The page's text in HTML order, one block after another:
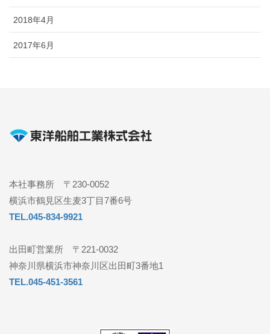
2018年4月
2017年6月
本社事務所 〒230-0052
横浜市鶴見区生麦3丁目7番6号
TEL.045-834-9921
出田町営業所 〒221-0032
神奈川県横浜市神奈川区出田町3番地1
TEL.045-451-3561